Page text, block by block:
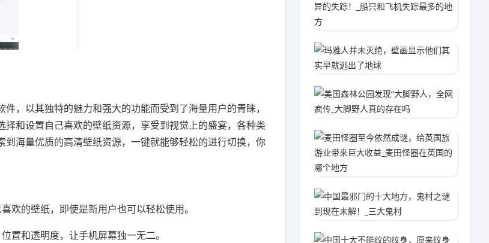
，以其独特的魅力和强大的功能而受到了海量用户的青睐，
和设置自己喜欢的壁纸资源，享受到视觉上的盛宴，各种类
海量优质的高清壁纸资源，一键就能够轻松的进行切换，你
欢的壁纸，即使是新用户也可以轻松使用。
置和透明度，让手机屏幕独一无二。